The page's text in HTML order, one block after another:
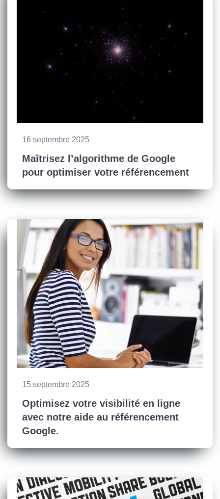
16 septembre 2025
Maîtrisez l’algorithme de Google
pour optimiser votre référencement
15 septembre 2025
Optimisez votre visibilité en ligne
avec notre aide au référencement
Google.